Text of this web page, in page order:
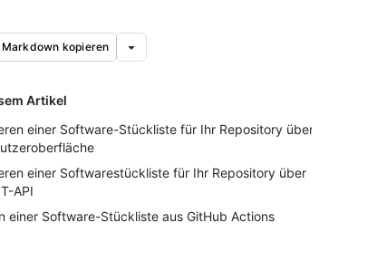
Markdown kopieren
Artikel
einer Software-Stückliste für Ihr Repository über
einer Softwarestückliste für Ihr Repository über
API
einer Software-Stückliste aus GitHub Actions